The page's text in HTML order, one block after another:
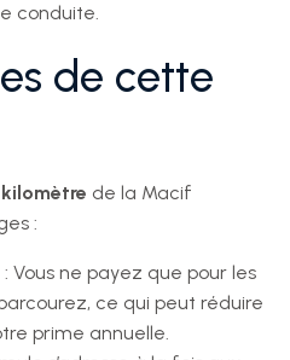
conduite.
de cette
de la Macif
:
: Vous ne payez que pour les
ce qui peut réduire
prime annuelle.